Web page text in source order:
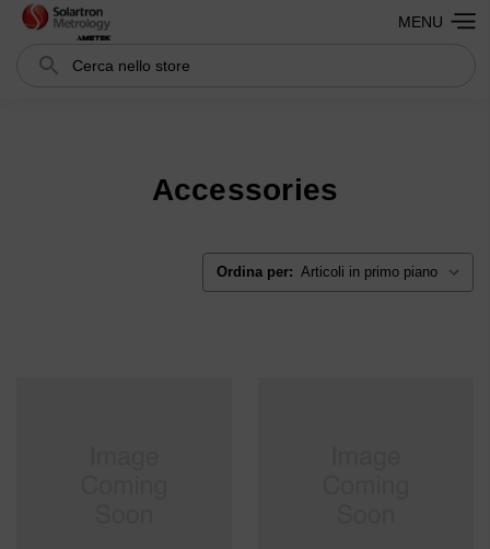
Cerca Search
MENU
Accessories
Ordina per: